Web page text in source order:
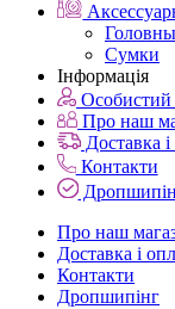
Сумки
Інформація
Особистий
Про наш
Доставка
Контакти
Про наш
Доставка і
Контакти
Дропшипінг